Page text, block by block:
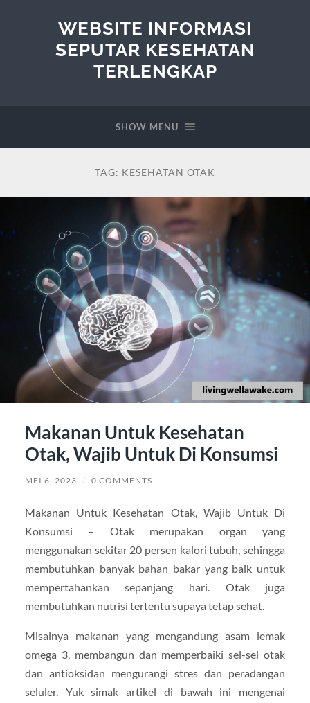
WEBSITE INFORMASI
SEPUTAR KESEHATAN
TERLENGKAP
SHOW MENU
TAG: KESEHATAN OTAK
Makanan Untuk Kesehatan
Otak, Wajib Untuk Di Konsumsi
MEI 6, 2023 / 0 COMMENTS
Makanan Untuk Kesehatan Otak, Wajib Untuk Di
Konsumsi – Otak merupakan organ yang
menggunakan sekitar 20 persen kalori tubuh, sehingga
membutuhkan banyak bahan bakar yang baik untuk
mempertahankan sepanjang hari. Otak juga
membutuhkan nutrisi tertentu supaya tetap sehat.
Misalnya makanan yang mengandung asam lemak
omega 3, membangun dan memperbaiki sel-sel otak
dan antioksidan mengurangi stres dan peradangan
seluler. Yuk simak artikel di bawah ini mengenai